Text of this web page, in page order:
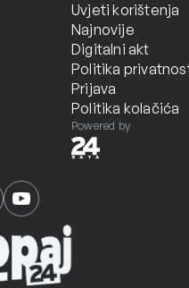
Uvjeti korištenja
Najnovije
Digitalni akt
Politika
Prijava
Politika kolačića
Powered by